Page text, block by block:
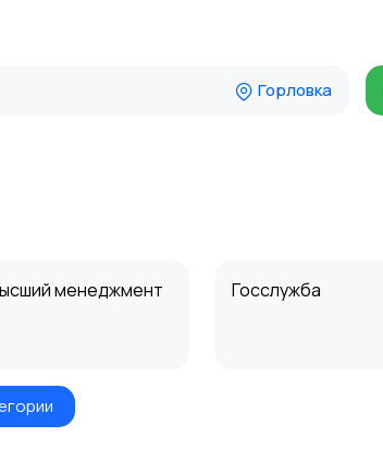
Горловка
менеджмент Госслужба
и